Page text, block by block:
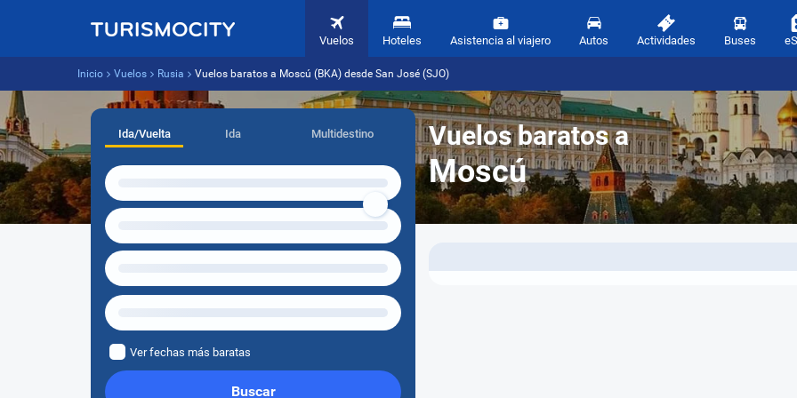
Vuelos Hoteles Asistencia al viajero Autos Actividades Buses
Inicio Vuelos Rusia Vuelos baratos a Moscú (BKA) desde San José (SJO)
Vuelos baratos a
Moscú
Ida/Vuelta Ida Multidestino
Ver fechas más baratas
Buscar